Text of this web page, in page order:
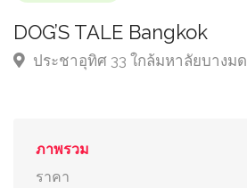
DOG’S TALE Bangkok
ประชาอุทิศ 33 ใกล้มหาลัยบางมด
ภาพรวม
ราคา